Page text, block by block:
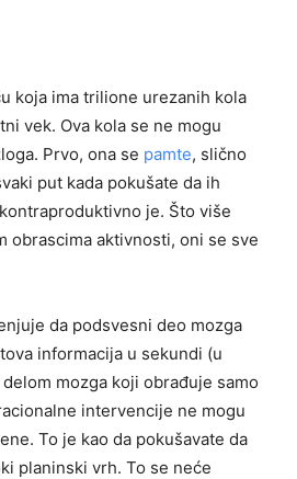
koja ima trilione urezanih kola
vek. Ova kola se ne mogu
Prvo, ona se pamte, slično
put kada pokušate da ih
je. Što više
obrascima aktivnosti, oni se sve
da podsvesni deo mozga
informacija u sekundi (u
mozga koji obrađuje samo
intervencije ne mogu
To je kao da pokušavate da
planinski vrh. To se neće